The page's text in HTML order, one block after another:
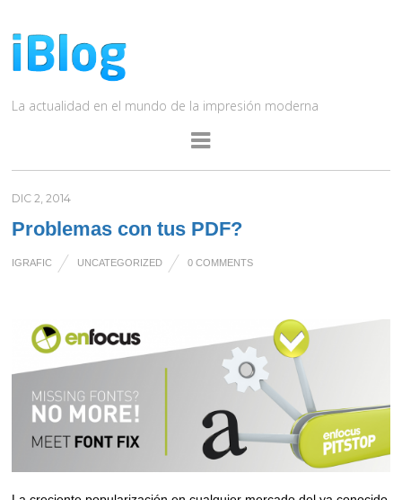
La actualidad en el mundo de la impresión moderna
DIC 2, 2014
Problemas con tus PDF?
IGRAFIC UNCATEGORIZED 0 COMMENTS